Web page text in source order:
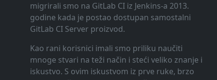
migrirali smo na GitLab CI iz Jenkins-a 2013.
godine kada je postao dostupan samostalni
GitLab CI Server proizvod.
Kao rani korisnici imali smo priliku naučiti
mnoge stvari na teži način i steći veliko znanje i
iskustvo. S ovim iskustvom iz prve ruke, brzo